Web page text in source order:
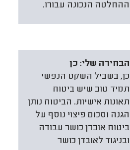
ההחלטה הנכונה עבורו.
הבחירה שלי: כן
כן, בשביל השקט הנפשי
תמיד טוב שיש ביטוח
תאונות אישיות. הביטוח נותן
הגנה וסכום פיצוי נוסף על
ביטוח אובדן כושר עבודה
ובניגוד לאובדן כושר